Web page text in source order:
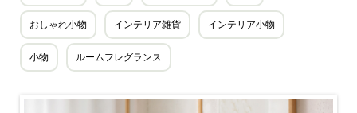
おしゃれ小物 インテリア雑貨 インテリア小物
小物 ルームフレグランス